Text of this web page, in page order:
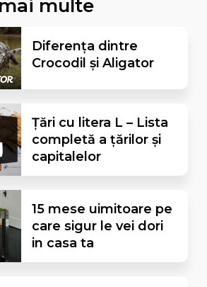
multe
Diferența dintre
Crocodil și Aligator
Țări cu litera L – Lista
completă a țărilor și
capitalelor
15 mese uimitoare pe
care sigur le vei dori
in casa ta